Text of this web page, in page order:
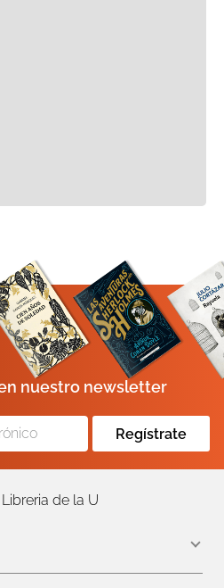
nuestro newsletter
Regístrate